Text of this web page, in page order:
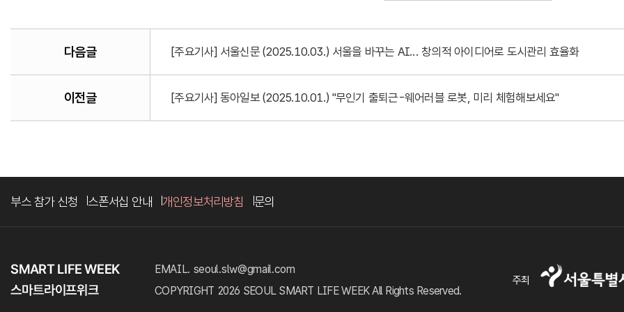
다음글 [주요기사] 서울신문 (2025.10.03.) 서울을 바꾸는 AI... 창의적 아이디어로 도시관리 효율화
이전글 [주요기사] 동아일보 (2025.10.01.) "무인기 출퇴근-웨어러블 로봇, 미리 체험해보세요"
부스 참가 신청 스폰서십 안내 개인정보처리방침 문의
EMAIL. seoul.slw@gmail.com
COPYRIGHT 2026 SEOUL SMART LIFE WEEK All Rights Reserved.
주최